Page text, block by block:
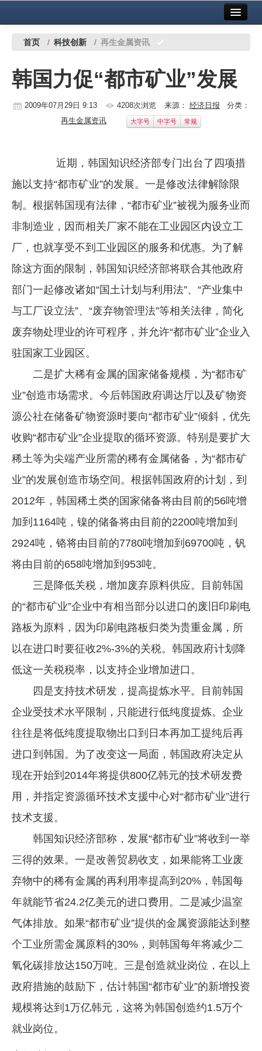
中国有色金属报社主办 广告服务
铜镍铅锌
铝
科技
镁钛
地矿 建设
党建工作
行情报价
数字报
首页 / 科技创新 / 再生金属资讯
韩国力促“都市矿业”发展
2009年07月29日 9:13 4208次浏览 来源： 经济日报 分类：
再生金属资讯
大字号 中字号 常规
近期，韩国知识经济部专门出台了四项措
施以支持“都市矿业”的发展。一是修改法律解除限
制。根据韩国现有法律，“都市矿业”被视为服务业而
非制造业，因而相关厂家不能在工业园区内设立工
厂，也就享受不到工业园区的服务和优惠。为了解
除这方面的限制，韩国知识经济部将联合其他政府
部门一起修改诸如“国土计划与利用法”、“产业集中
与工厂设立法”、“废弃物管理法”等相关法律，简化
废弃物处理业的许可程序，并允许“都市矿业”企业入
驻国家工业园区。
二是扩大稀有金属的国家储备规模，为“都市矿
业”创造市场需求。今后韩国政府调达厅以及矿物资
源公社在储备矿物资源时要向“都市矿业”倾斜，优先
收购“都市矿业”企业提取的循环资源。特别是要扩大
稀土等为尖端产业所需的稀有金属储备，为“都市矿
业”的发展创造市场空间。根据韩国政府的计划，到
2012年，韩国稀土类的国家储备将由目前的56吨增
加到1164吨，镍的储备将由目前的2200吨增加到
2924吨，铬将由目前的7780吨增加到69700吨，钒
将由目前的658吨增加到953吨。
三是降低关税，增加废弃原料供应。目前韩国
的“都市矿业”企业中有相当部分以进口的废旧印刷电
路板为原料，因为印刷电路板归类为贵重金属，所
以在进口时要征收2%-3%的关税。韩国政府计划降
低这一关税税率，以支持企业增加进口。
四是支持技术研发，提高提炼水平。目前韩国
企业受技术水平限制，只能进行低纯度提炼。企业
往往是将低纯度提取物出口到日本再加工提纯后再
进口到韩国。为了改变这一局面，韩国政府决定从
现在开始到2014年将提供800亿韩元的技术研发费
用，并指定资源循环技术支援中心对“都市矿业”进行
技术支援。
韩国知识经济部称，发展“都市矿业”将收到一举
三得的效果。一是改善贸易收支，如果能将工业废
弃物中的稀有金属的再利用率提高到20%，韩国每
年就能节省24.2亿美元的进口费用。二是减少温室
气体排放。如果“都市矿业”提供的金属资源能达到整
个工业所需金属原料的30%，则韩国每年将减少二
氧化碳排放达150万吨。三是创造就业岗位，在以上
政府措施的鼓励下，估计韩国“都市矿业”的新增投资
规模将达到1万亿韩元，这将为韩国创造约1.5万个
就业岗位。